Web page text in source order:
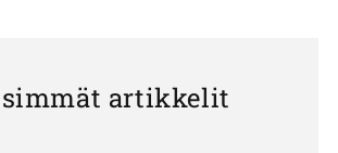
artikkelit